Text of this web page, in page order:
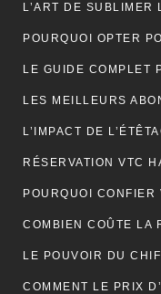
LES MEILLEURS